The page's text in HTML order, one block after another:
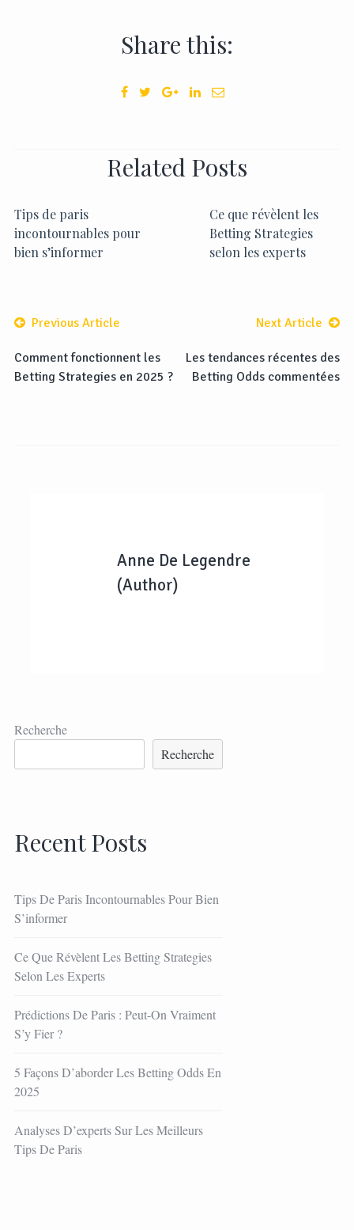
Share this:
Related Posts
Tips de paris
incontournables pour
bien s’informer
Ce que révèlent les
Betting Strategies
selon les experts
Previous Article
Comment fonctionnent les
Betting Strategies en 2025 ?
Next Article
Les tendances récentes des
Betting Odds commentées
Anne De Legendre
(Author)
Recherche
Recherche
Recent Posts
Tips De Paris Incontournables Pour Bien
S’informer
Ce Que Révèlent Les Betting Strategies
Selon Les Experts
Prédictions De Paris : Peut-On Vraiment
S’y Fier ?
5 Façons D’aborder Les Betting Odds En
2025
Analyses D’experts Sur Les Meilleurs
Tips De Paris